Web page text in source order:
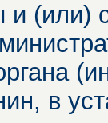
и (или)
в